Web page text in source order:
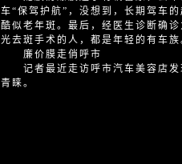
车“保驾护航”，没想到，长期驾车
酷似老年斑。最后，经医生诊断确
光去斑手术的人，都是年轻的有车
廉价膜走俏呼市
记者最近走访呼市汽车美容店发
青睐。